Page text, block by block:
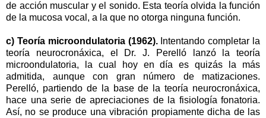
de acción muscular y el sonido. Esta teoría olvida la función
de la mucosa vocal, a la que no otorga ninguna función.
c) Teoría microondulatoria (1962).Intentando completar la
teoría neurocronáxica, el Dr. J. Perelló lanzó la teoría
microondulatoria, la cual hoy en día es quizás la más
admitida, aunque con gran número de matizaciones.
Perelló, partiendo de la base de la teoría neurocronáxica,
hace una serie de apreciaciones de la fisiología fonatoria.
Así, no se produce una vibración propiamente dicha de las